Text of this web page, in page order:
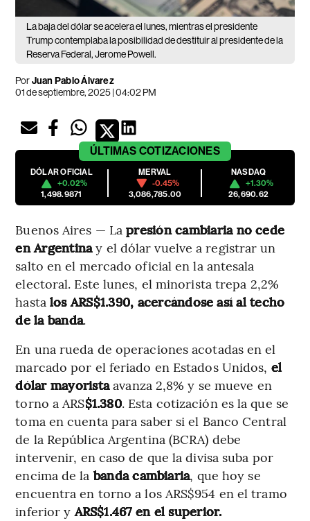
La baja del dólar se acelera el lunes, mientras el presidente
Trump contemplaba la posibilidad de destituir al presidente de la
Reserva Federal, Jerome Powell.
PorJuan Pablo Álvarez
01 de septiembre, 2025 | 04:02 PM
ÚLTIMAS COTIZACIONES
DÓLAR OFICIAL
+0.02%
1,498.9871
MERVAL
-0.45%
3,086,785.00
NASDAQ
+1.30%
26,690.62
Buenos Aires — Lapresión cambiaria no cede
en Argentinay el dólar vuelve a registrar un
salto en el mercado oficial en la antesala
electoral. Este lunes, el minorista trepa 2,2%
hasta los ARS$1.390, acercándose así al techo
de la banda.
En una rueda de operaciones acotadas en el
marcado por el feriado en Estados Unidos, el
dólar mayoristaavanza 2,8% y se mueve en
torno a ARS$1.380. Esta cotización es la que se
toma en cuenta para saber si el Banco Central
de la República Argentina (BCRA) debe
intervenir, en caso de que la divisa suba por
encima de la banda cambiaria, que hoy se
encuentra en torno a los ARS$954 en el tramo
inferior yARS$1.467 en el superior.